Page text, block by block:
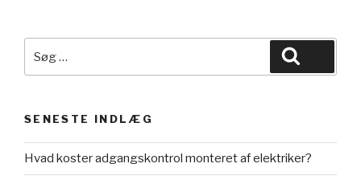
efter:
SENESTE INDLÆG
Hvad koster adgangskontrol monteret af elektriker?